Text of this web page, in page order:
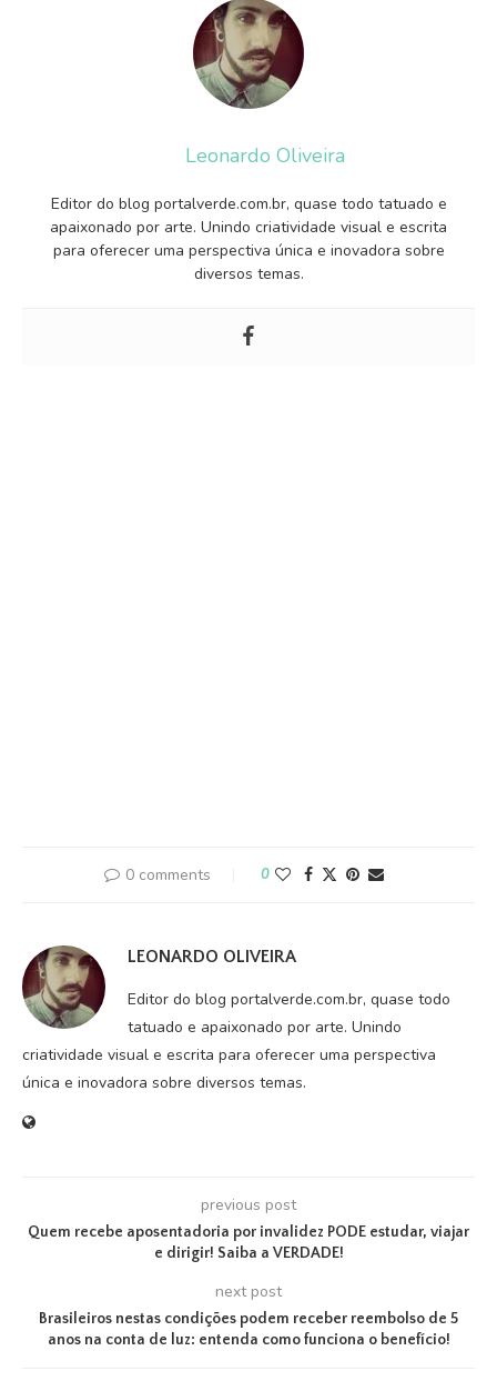
Leonardo Oliveira
Editor do blog portalverde.com.br, quase todo tatuado e
apaixonado por arte. Unindo criatividade visual e escrita
para oferecer uma perspectiva única e inovadora sobre
diversos temas.
0 comments 0
LEONARDO OLIVEIRA
Editor do blog portalverde.com.br, quase todo
tatuado e apaixonado por arte. Unindo
criatividade visual e escrita para oferecer uma perspectiva
única e inovadora sobre diversos temas.
previous post
Quem recebe aposentadoria por invalidez PODE estudar, viajar
e dirigir! Saiba a VERDADE!
next post
Brasileiros nestas condições podem receber reembolso de 5
anos na conta de luz: entenda como funciona o benefício!